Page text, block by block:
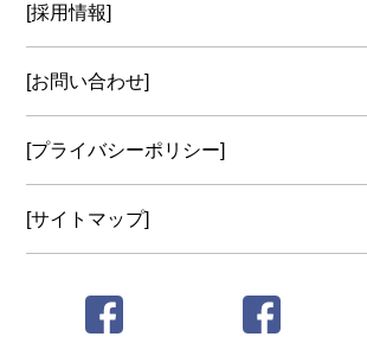
[採用情報]
[お問い合わせ]
[プライバシーポリシー]
[サイトマップ]